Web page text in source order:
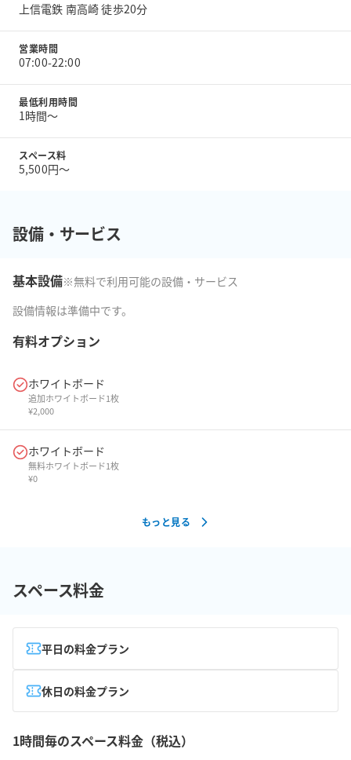
上信電鉄 南高崎 徒歩20分
営業時間
07:00-22:00
最低利用時間
1時間〜
スペース料
5,500円〜
設備・サービス
基本設備※無料で利用可能の設備・サービス
設備情報は準備中です。
有料オプション
ホワイトボード
追加ホワイトボード1枚
¥2,000
ホワイトボード
無料ホワイトボード1枚
¥0
もっと見る
スペース料金
平日の料金プラン
休日の料金プラン
1時間毎のスペース料金（税込）